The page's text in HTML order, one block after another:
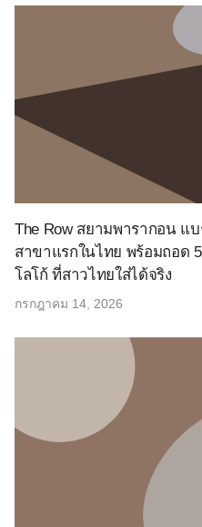
The Row สยามพารากอน แ
สาขาแรกในไทย พร้อมถอด
โลโก้ ที่สาวไทยใส่ได้จริง
กรกฎาคม 14, 2026